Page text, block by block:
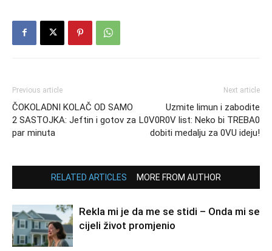
Previous article
ČOKOLADNI KOLAČ OD SAMO
2 SASTOJKA: Jeftin i gotov za
par minuta
Next article
Uzmite limun i zabodite
L0V0R0V list: Neko bi TREBA0
dobiti medalju za 0VU ideju!
RELATED ARTICLES MORE FROM AUTHOR
Rekla mi je da me se stidi – Onda mi se
cijeli život promjenio